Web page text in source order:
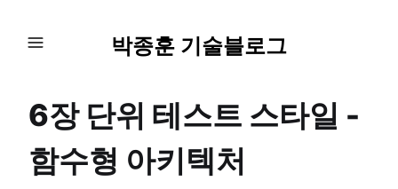
박종훈 기술블로그
6장 단위 테스트 스타일 -
함수형 아키텍처